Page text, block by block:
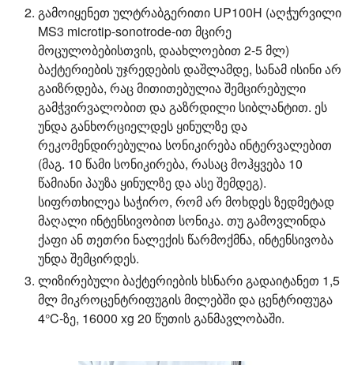
გამოიყენეთ ულტრაბგერითი UP100H (აღჭურვილი
MS3 microtip-sonotrode-ით მცირე
მოცულობებისთვის, დაახლოებით 2-5 მლ)
ბაქტერიების უჯრედების დაშლამდე, სანამ ისინი არ
გაიზრდება, რაც მითითებულია შემცირებული
გამჭვირვალობით და გაზრდილი სიბლანტით. ეს
უნდა განხორციელდეს ყინულზე და
რეკომენდირებულია სონიკირება ინტერვალებით
(მაგ. 10 წამი სონიკირება, რასაც მოჰყვება 10
წამიანი პაუზა ყინულზე და ასე შემდეგ).
სიფრთხილეა საჭირო, რომ არ მოხდეს ზედმეტად
მაღალი ინტენსივობით სონიკა. თუ გამოვლინდა
ქაფი ან თეთრი ნალექის წარმოქმნა, ინტენსივობა
უნდა შემცირდეს.
ლიზირებული ბაქტერიების ხსნარი გადაიტანეთ 1,5
მლ მიკროცენტრიფუგის მილებში და ცენტრიფუგა
4°C-ზე, 16000 xg 20 წუთის განმავლობაში.